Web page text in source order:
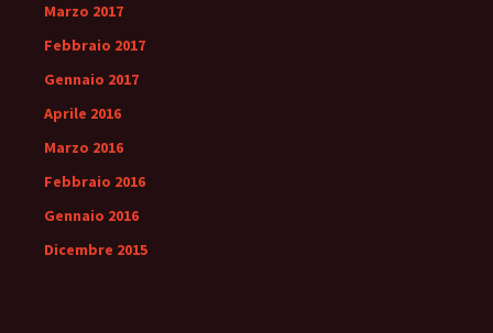
Marzo 2017
Febbraio 2017
Gennaio 2017
Aprile 2016
Marzo 2016
Febbraio 2016
Gennaio 2016
Dicembre 2015